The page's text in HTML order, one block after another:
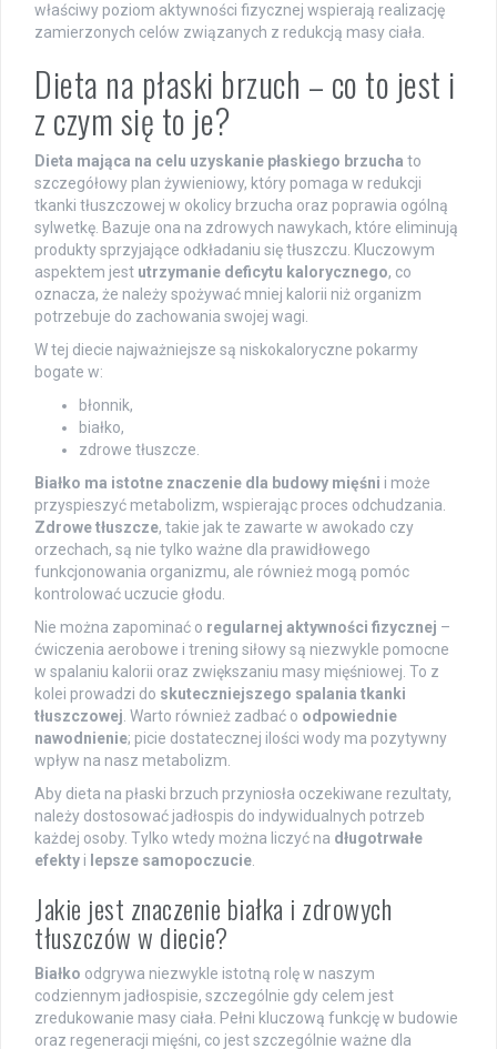
właściwy poziom aktywności fizycznej wspierają realizację
zamierzonych celów związanych z redukcją masy ciała.
Dieta na płaski brzuch – co to jest i
z czym się to je?
Dieta mająca na celu uzyskanie płaskiego brzucha to
szczegółowy plan żywieniowy, który pomaga w redukcji
tkanki tłuszczowej w okolicy brzucha oraz poprawia ogólną
sylwetkę. Bazuje ona na zdrowych nawykach, które eliminują
produkty sprzyjające odkładaniu się tłuszczu. Kluczowym
aspektem jest utrzymanie deficytu kalorycznego, co
oznacza, że należy spożywać mniej kalorii niż organizm
potrzebuje do zachowania swojej wagi.
W tej diecie najważniejsze są niskokaloryczne pokarmy
bogate w:
błonnik,
białko,
zdrowe tłuszcze.
Białko ma istotne znaczenie dla budowy mięśni i może
przyspieszyć metabolizm, wspierając proces odchudzania.
Zdrowe tłuszcze, takie jak te zawarte w awokado czy
orzechach, są nie tylko ważne dla prawidłowego
funkcjonowania organizmu, ale również mogą pomóc
kontrolować uczucie głodu.
Nie można zapominać o regularnej aktywności fizycznej –
ćwiczenia aerobowe i trening siłowy są niezwykle pomocne
w spalaniu kalorii oraz zwiększaniu masy mięśniowej. To z
kolei prowadzi do skuteczniejszego spalania tkanki
tłuszczowej . Warto również zadbać o odpowiednie
nawodnienie; picie dostatecznej ilości wody ma pozytywny
wpływ na nasz metabolizm.
Aby dieta na płaski brzuch przyniosła oczekiwane rezultaty,
należy dostosować jadłospis do indywidualnych potrzeb
każdej osoby. Tylko wtedy można liczyć na długotrwałe
efekty i lepsze samopoczucie
Jakie jest znaczenie białka i zdrowych
tłuszczów w diecie?
Białko odgrywa niezwykle istotną rolę w naszym
codziennym jadłospisie, szczególnie gdy celem jest
zredukowanie masy ciała. Pełni kluczową funkcję w budowie
oraz regeneracji mięśni, co jest szczególnie ważne dla